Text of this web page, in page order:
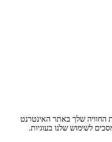
החוויה שלך באתר האינטרנט
לשימוש שלנו בעוגיות.